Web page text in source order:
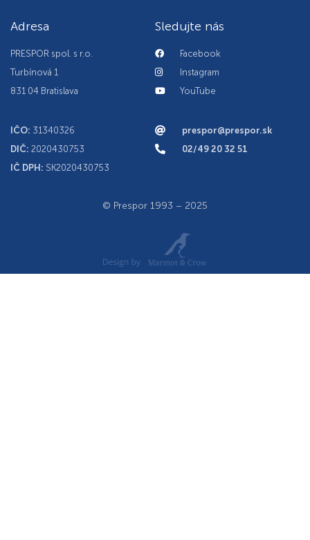
Adresa
PRESPOR spol. s r.o.
Turbínová 1
831 04 Bratislava
IČO: 31340326
DIČ: 2020430753
IČ DPH: SK2020430753
Sledujte nás
Facebook
Instagram
YouTube
prespor@prespor.sk
02/49 20 32 51
© Prespor 1993 – 2025